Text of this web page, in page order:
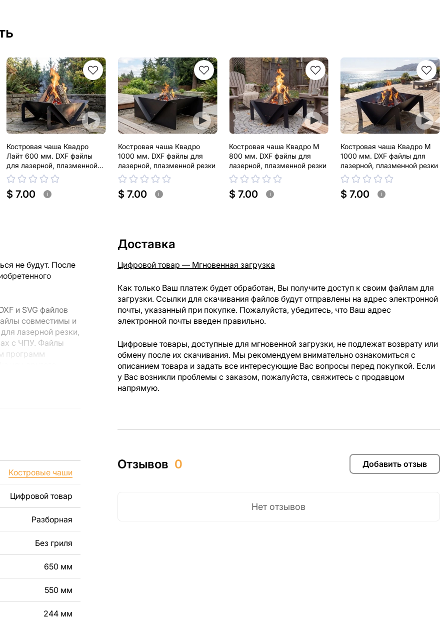
Костровая чаша Квадро
Лайт 600 мм. DXF файлы
для лазерной, плазменной
резки
$ 7.00 i
Костровая чаша Квадро
1000 мм. DXF файлы для
лазерной, плазменной резки
$ 7.00 i
Костровая чаша Квадро М
800 мм. DXF файлы для
лазерной, плазменной резки
$ 7.00 i
Костровая чаша Квадро М
1000 мм. DXF файлы для
лазерной, плазменной резки
$ 7.00 i
не будут. После
и SVG файлов
совместимы и
лазерной резки,
с ЧПУ. Файлы
программ
созданы с
что
изображение,
дизайн изделия.
изделия из
с нами в
Костровые чаши
Цифровой товар
Разборная
Без гриля
650 мм
550 мм
244 мм
Доставка
Цифровой товар — Мгновенная загрузка
Как только Ваш платеж будет обработан, Вы получите доступ к своим файлам для
загрузки. Ссылки для скачивания файлов будут отправлены на адрес электронной
почты, указанный при покупке. Пожалуйста, убедитесь, что Ваш адрес
электронной почты введен правильно.
Цифровые товары, доступные для мгновенной загрузки, не подлежат возврату или
обмену после их скачивания. Мы рекомендуем внимательно ознакомиться с
описанием товара и задать все интересующие Вас вопросы перед покупкой. Если
у Вас возникли проблемы с заказом, пожалуйста, свяжитесь с продавцом
напрямую.
Отзывов 0 Добавить отзыв
Нет отзывов